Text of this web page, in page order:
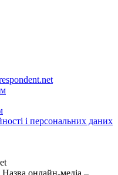
і персональних даних
онлайн-медіа –